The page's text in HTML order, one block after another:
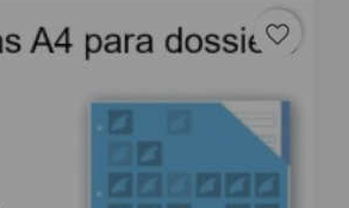
favorite_border